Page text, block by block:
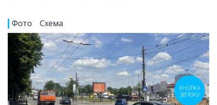
Фото Схема
КНОПКА
ЗВ'ЯЗКУ